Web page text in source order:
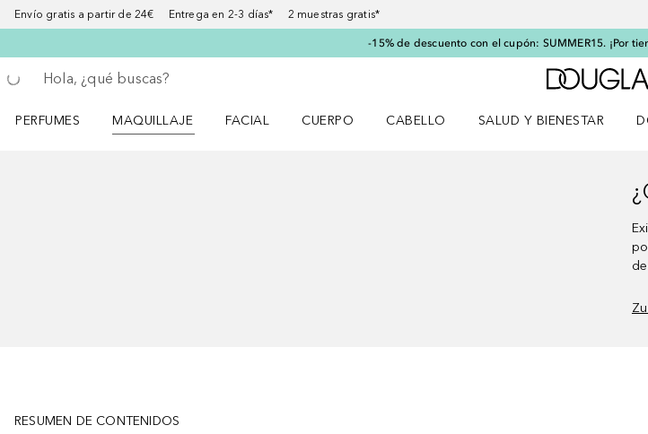
Envío gratis a partir de 24€ Entrega en 2-3 días* 2 muestras gratis*
-15% de descuento con el cupón: SUMMER15. ¡Por
Regresar
Ejecutar búsqueda
PERFUMES
Abrir menú Perfumes
MAQUILLAJE
Abrir menú Maquillaje
FACIAL
CUERPO
CABELLO
SALUD Y BIENESTAR
RESUMEN DE CONTENIDOS